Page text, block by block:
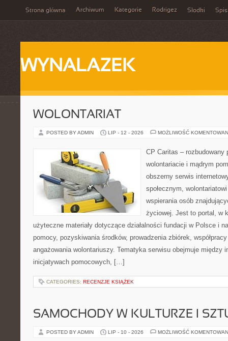
Strona główna Archiwum Kategorie Rodrigez Słodki Spis
WYNALAZEK
WOLONTARIAT
POSTED BY ADMIN LIP - 12 - 2026 MOŻLIWOŚĆ
CP Caritas – rozbudowany
wolontariacie i mądrym
obszerny serwis
społecznym,
wspierania osób
życiowej. Jest to portal, w
użyteczne materiały dotyczące działalności fundacji w Polsce i
pomocy, pozyskiwania środków, prowadzenia zbiórek,
angażowania wolontariuszy. Tematyka serwisu obejmuje między
inicjatywach pomocowych, […]
CATEGORIES: RECENZJE KSIĄŻEK
SAMOCHODY W KULTURZE I
POSTED BY ADMIN LIP - 10 - 2026 MOŻLIWOŚĆ